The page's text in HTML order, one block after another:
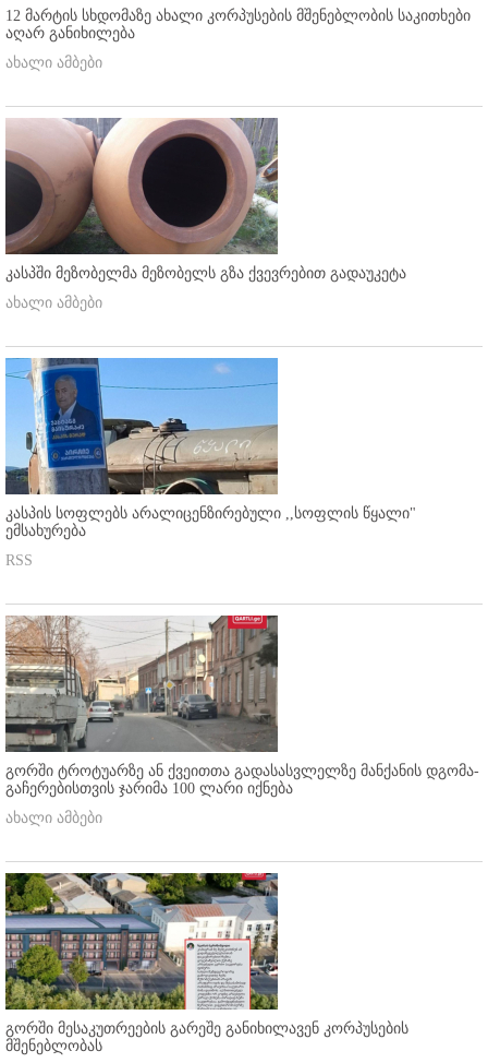
12 მარტის სხდომაზე ახალი კორპუსების მშენებლობის საკითხები
აღარ განიხილება
ახალი ამბები
კასპში მეზობელმა მეზობელს გზა ქვევრებით გადაუკეტა
ახალი ამბები
კასპის სოფლებს არალიცენზირებული ,,სოფლის წყალი"
ემსახურება
RSS
გორში ტროტუარზე ან ქვეითთა გადასასვლელზე მანქანის დგომა-
გაჩერებისთვის ჯარიმა 100 ლარი იქნება
ახალი ამბები
გორში მესაკუთრეების გარეშე განიხილავენ კორპუსების
მშენებლობას